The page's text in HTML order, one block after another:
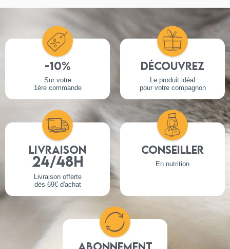
-10%
Sur votre
1ère commande
Découvrez
Le produit idéal
pour votre compagnon
Livraison
24/48h
Livraison offerte
dès 69€ d'achat
Conseiller
En nutrition
Abonnement